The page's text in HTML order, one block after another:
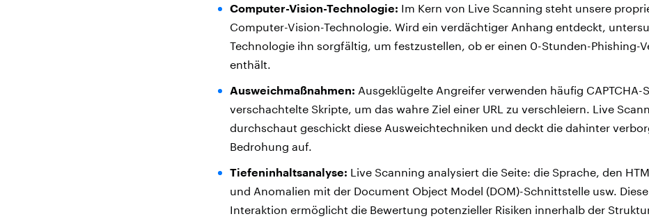
Computer-Vision-Technologie: Im Kern von Live Scanning steht unsere
Computer-Vision-Technologie. Wird ein verdächtiger Anhang entdeckt,
Technologie ihn sorgfältig, um festzustellen, ob er einen 0-Stunden-Phishing-
enthält.
Ausweichmaßnahmen: Ausgeklügelte Angreifer verwenden häufig CAPTCHA-
verschachtelte Skripte, um das wahre Ziel einer URL zu verschleiern. Live
durchschaut geschickt diese Ausweichtechniken und deckt die dahinter
Bedrohung auf.
Tiefeninhaltsanalyse: Live Scanning analysiert die Seite: die Sprache, den
und Anomalien mit der Document Object Model (DOM)-Schnittstelle usw.
Interaktion ermöglicht die Bewertung potenzieller Risiken innerhalb der